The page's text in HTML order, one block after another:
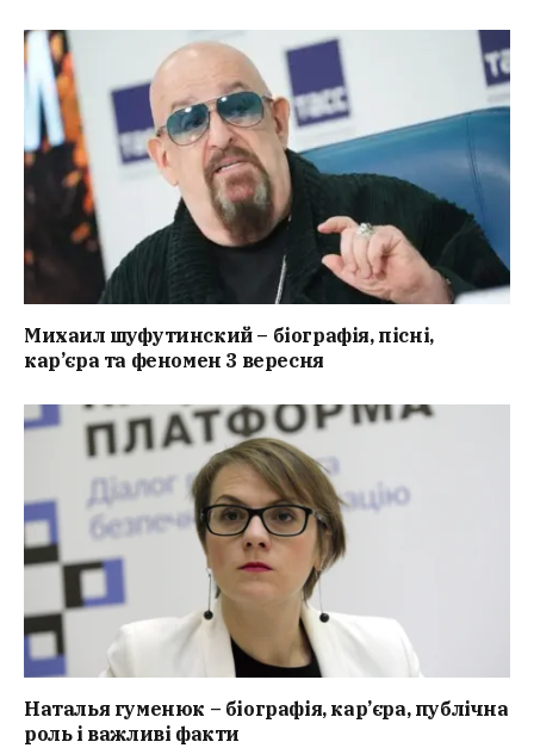
Михаил шуфутинский – біографія, пісні,
кар’єра та феномен 3 вересня
Наталья гуменюк – біографія, кар’єра, публічна
роль і важливі факти